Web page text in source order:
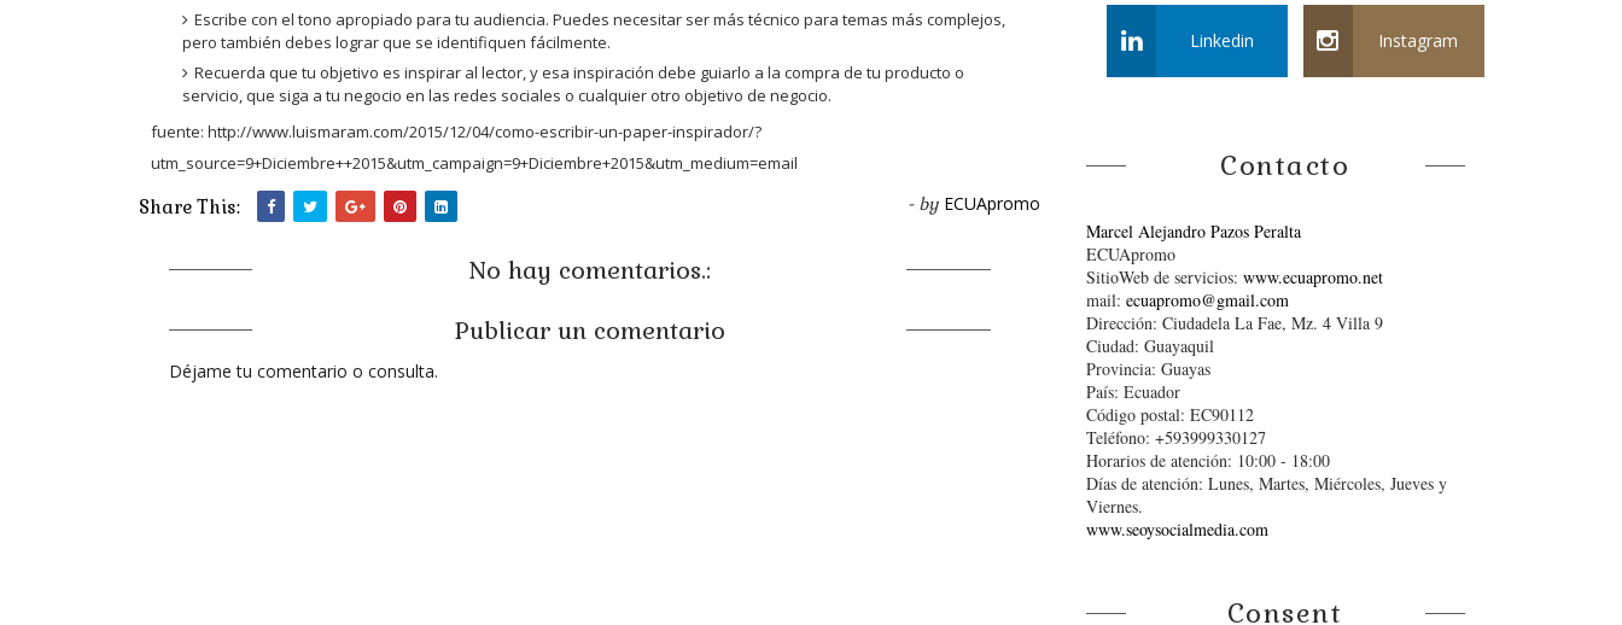
Escribe con el tono apropiado para tu audiencia. Puedes necesitar ser más técnico para temas más complejos,
pero también debes lograr que se identifiquen fácilmente.
Recuerda que tu objetivo es inspirar al lector, y esa inspiración debe guiarlo a la compra de tu producto o
servicio, que siga a tu negocio en las redes sociales o cualquier otro objetivo de negocio.
fuente: http://www.luismaram.com/2015/12/04/como-escribir-un-paper-inspirador/?
utm_source=9+Diciembre++2015&utm_campaign=9+Diciembre+2015&utm_medium=email
Share This: - by ECUApromo
No hay comentarios.:
Publicar un comentario
Déjame tu comentario o consulta.
Linkedin Instagram
Contacto
Marcel Alejandro Pazos Peralta
ECUApromo
SitioWeb de servicios: www.ecuapromo.net
mail: ecuapromo@gmail.com
Dirección: Ciudadela La Fae, Mz. 4 Villa 9
Ciudad: Guayaquil
Provincia: Guayas
País: Ecuador
Código postal: EC90112
Teléfono: +593999330127
Horarios de atención: 10:00 - 18:00
Días de atención: Lunes, Martes, Miércoles, Jueves y
Viernes.
www.seoysocialmedia.com
Consent